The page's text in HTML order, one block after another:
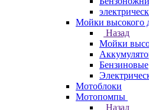
Мойки высокого
Назад
Мойки
Бензиновые
Мотоблоки
Мотопомпы
Назад